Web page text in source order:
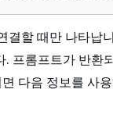
결할 때만 나타납
. 프롬프트가 반환
다음 정보를 사